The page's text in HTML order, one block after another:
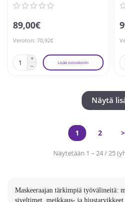
89,00€
Veroton: 70,92€
Lisää ostoskoriin
Näytä
1 2 >
Näytetään 1 – 24 / 25
Maskeeraajan tärkimpiä työvälineitä:
siveltimet, meikkaus- ja hiustarvikkeet